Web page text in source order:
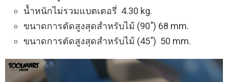
น้ำหนักไม่รวมแบตเตอรี่ 4.30 kg.
ขนาดการตัดสูงสุดสำหรับไม้ (90 ํ) 68 mm.
ขนาดการตัดสูงสุดสำหรับไม้ (45 ํ) 50 mm.